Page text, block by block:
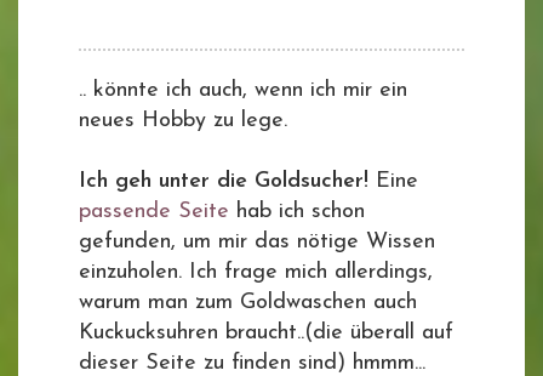
.. könnte ich auch, wenn ich mir ein
neues Hobby zu lege.
Ich geh unter die Goldsucher! Eine
passende Seite hab ich schon
gefunden, um mir das nötige Wissen
einzuholen. Ich frage mich allerdings,
warum man zum Goldwaschen auch
Kuckucksuhren braucht..(die überall auf
dieser Seite zu finden sind) hmmm...